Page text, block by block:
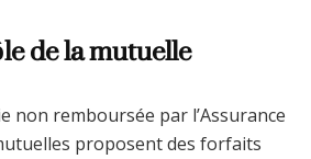
de la mutuelle
non remboursée par l’Assurance
proposent des forfaits